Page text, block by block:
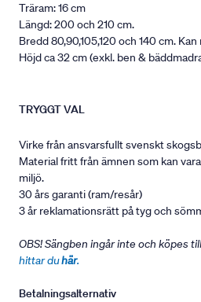
Träram: 16 cm
Längd: 200 och 210 cm.
Bredd 80,90,105,120 och 140 cm.
Höjd ca 32 cm (exkl. ben &
TRYGGT VAL
Virke från ansvarsfullt svenskt
Material fritt från ämnen som kan
miljö.
30 års garanti (ram/resår)
3 år reklamationsrätt på tyg och
OBS! Sängben ingår inte och köpes
hittar duhär.
Betalningsalternativ